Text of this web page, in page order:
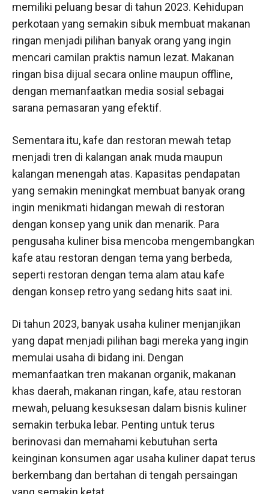
memiliki peluang besar di tahun 2023. Kehidupan
perkotaan yang semakin sibuk membuat makanan
ringan menjadi pilihan banyak orang yang ingin
mencari camilan praktis namun lezat. Makanan
ringan bisa dijual secara online maupun offline,
dengan memanfaatkan media sosial sebagai
sarana pemasaran yang efektif.
Sementara itu, kafe dan restoran mewah tetap
menjadi tren di kalangan anak muda maupun
kalangan menengah atas. Kapasitas pendapatan
yang semakin meningkat membuat banyak orang
ingin menikmati hidangan mewah di restoran
dengan konsep yang unik dan menarik. Para
pengusaha kuliner bisa mencoba mengembangkan
kafe atau restoran dengan tema yang berbeda,
seperti restoran dengan tema alam atau kafe
dengan konsep retro yang sedang hits saat ini.
Di tahun 2023, banyak usaha kuliner menjanjikan
yang dapat menjadi pilihan bagi mereka yang ingin
memulai usaha di bidang ini. Dengan
memanfaatkan tren makanan organik, makanan
khas daerah, makanan ringan, kafe, atau restoran
mewah, peluang kesuksesan dalam bisnis kuliner
semakin terbuka lebar. Penting untuk terus
berinovasi dan memahami kebutuhan serta
keinginan konsumen agar usaha kuliner dapat terus
berkembang dan bertahan di tengah persaingan